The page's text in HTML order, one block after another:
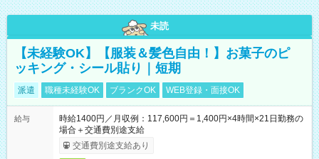
未読
【未経験OK】【服装＆髪色自由！】お菓子のピ
ッキング・シール貼り｜短期
派遣 職種未経験OK ブランクOK WEB登録・面接OK
給与
時給1400円／月収例：117,600円＝1,400円×4時間×21日勤務の
場合＋交通費別途支給
交通費別途支給あり